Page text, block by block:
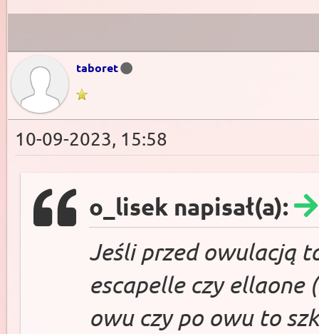
taboret
10-09-2023, 15:58
o_lisek napisał(a):
Jeśli przed owulacją
escapelle czy ellaone
owu czy po owu to